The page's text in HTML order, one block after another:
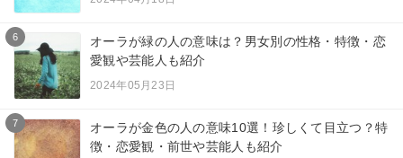
6
オーラが緑の人の意味は？男女別の性格・特徴・恋
愛観や芸能人も紹介
2024年05月23日
7
オーラが金色の人の意味10選！珍しくて目立つ？特
徴・恋愛観・前世や芸能人も紹介